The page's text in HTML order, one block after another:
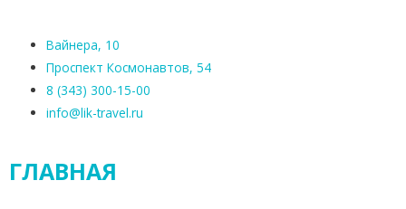
Вайнера, 10
Проспект Космонавтов, 54
8 (343) 300-15-00
info@lik-travel.ru
ГЛАВНАЯ